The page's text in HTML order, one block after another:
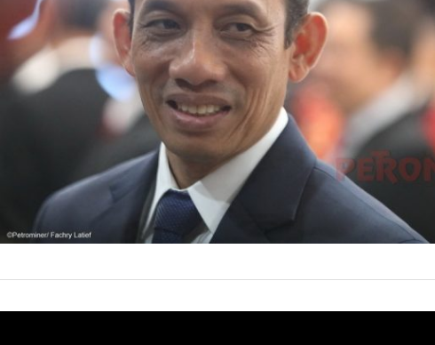
(RUPSLB) PGN, yang
Wiratmadja yang
Menteri ESDM
byPrismono 21 Januari 2020